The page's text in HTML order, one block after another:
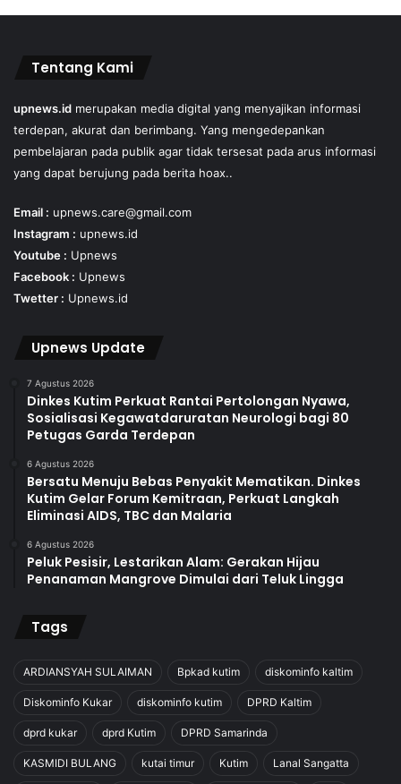
Tentang Kami
upnews.id merupakan media digital yang menyajikan informasi
terdepan, akurat dan berimbang. Yang mengedepankan
pembelajaran pada publik agar tidak tersesat pada arus informasi
yang dapat berujung pada berita hoax..
Email : upnews.care@gmail.com
Instagram : upnews.id
Youtube : Upnews
Facebook : Upnews
Twetter : Upnews.id
Upnews Update
7 Agustus 2026
Dinkes Kutim Perkuat Rantai Pertolongan Nyawa,
Sosialisasi Kegawatdaruratan Neurologi bagi 80
Petugas Garda Terdepan
6 Agustus 2026
Bersatu Menuju Bebas Penyakit Mematikan. Dinkes
Kutim Gelar Forum Kemitraan, Perkuat Langkah
Eliminasi AIDS, TBC dan Malaria
6 Agustus 2026
Peluk Pesisir, Lestarikan Alam: Gerakan Hijau
Penanaman Mangrove Dimulai dari Teluk Lingga
Tags
ARDIANSYAH SULAIMAN Bpkad kutim diskominfo kaltim
Diskominfo Kukar diskominfo kutim DPRD Kaltim
dprd kukar dprd Kutim DPRD Samarinda
KASMIDI BULANG kutai timur Kutim Lanal Sangatta